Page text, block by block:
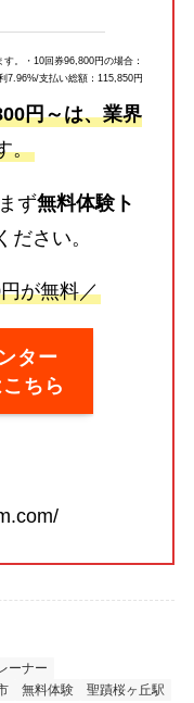
。・10回券96,800円の場合：
7.96%/支払い総額：115,850円
円～は、業界
。
ず無料体験ト
ださい。
が無料／
ター
ちら
ーナー
無料体験
聖蹟桜ヶ丘駅